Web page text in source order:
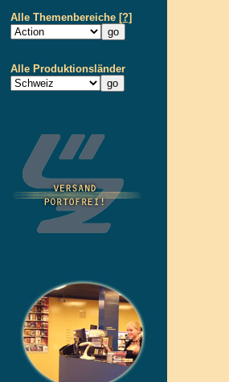
Alle Themenbereiche [?]
Alle Produktionsländer